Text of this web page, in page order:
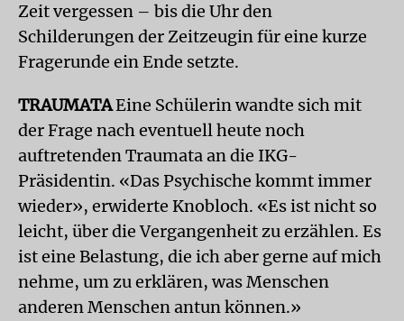
Zeit vergessen – bis die Uhr den
Schilderungen der Zeitzeugin für eine kurze
Fragerunde ein Ende setzte.
TRAUMATAEine Schülerin wandte sich mit
der Frage nach eventuell heute noch
auftretenden Traumata an die IKG-
Präsidentin. «Das Psychische kommt immer
wieder», erwiderte Knob­loch. «Es ist nicht so
leicht, über die Vergangenheit zu erzählen. Es
ist eine Belastung, die ich aber gerne auf mich
nehme, um zu erklären, was Menschen
anderen Menschen antun können.»